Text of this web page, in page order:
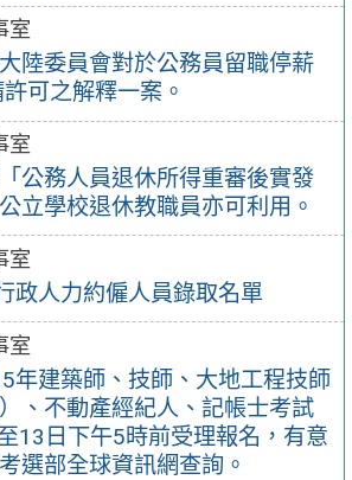
室
陸委員會對於公務員留職停薪
可之解釋一案。
室
公務人員退休所得重審後實發
立學校退休教職員亦可利用。
室
政人力約僱人員錄取名單
室
年建築師、技師、大地工程技師
、不動產經紀人、記帳士考試
13日下午5時前受理報名，有意
選部全球資訊網查詢。